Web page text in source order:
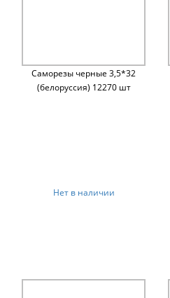
Саморезы черные 3,5*32
(белоруссия) 12270 шт
Нет в наличии